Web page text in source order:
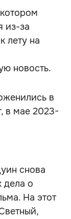
из-за
лету на
новость.
в
в мае 2023-
снова
дела о
На этот